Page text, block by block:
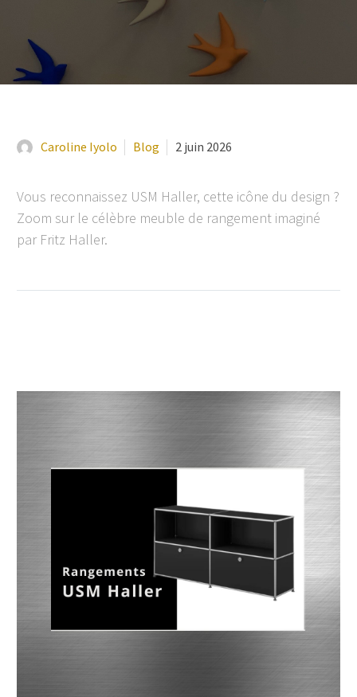
Caroline Iyolo Blog 2 juin 2026
Vous reconnaissez USM Haller, cette icône du design ?
Zoom sur le célèbre meuble de rangement imaginé
par Fritz Haller.